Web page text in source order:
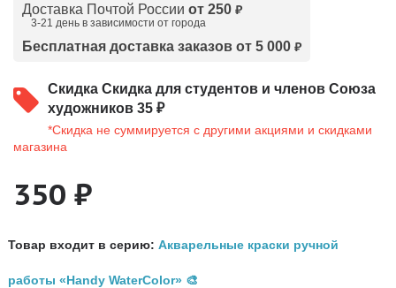
Доставка Почтой России от 250 ₽
3-21 день в зависимости от города
Бесплатная доставка заказов от 5 000 ₽
Скидка Скидка для студентов и членов Союза
художников 35 ₽
*Скидка не суммируется с другими акциями и скидками
магазина
350 ₽
Товар входит в серию: Акварельные краски ручной
работы «Handy WaterColor» 🎨